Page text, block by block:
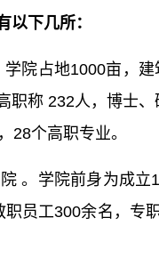
以下几所：
院占地1000亩，
职称 232人，博士
28个高职专业。
。学院前身为成
员工300余名，专